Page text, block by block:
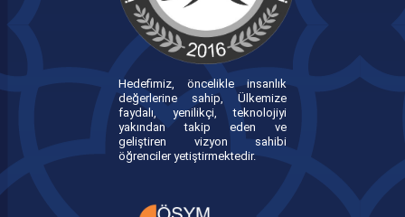
Hedefimiz, öncelikle insanlık
değerlerine sahip, Ülkemize
faydalı, yenilikçi, teknolojiyi
yakından takip eden ve
geliştiren vizyon sahibi
öğrenciler yetiştirmektedir.